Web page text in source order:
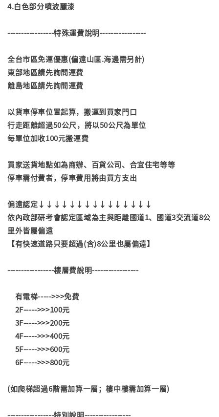
4.白色部分噴波麗漆
-----------------特殊運費說明-----------------
全台市區免運優惠(偏遠山區.海邊需另計)
東部地區請先詢問運費
離島地區請先詢問運費
以貨車停車位置起算，搬運到買家門口
行走距離超過50公尺，將以50公尺為單位
每單位加收100元搬運費
買家送貨地點如為商辦、百貨公司、合宜住宅等等
停車需付費者，停車費用將由買方支出
偏遠認定↓↓↓↓↓↓↓↓↓↓↓↓↓↓↓
依內政部研考會認定區域為主與距離國道1、國道3交流道8公
里外皆屬偏遠
【有快速道路只要超過(含)8公里也屬偏遠】
-----------------樓層費說明-----------------
有電梯----->>>免費
2F----->>>100元
3F----->>>200元
4F----->>>400元
5F----->>>600元
6F----->>>800元
(如爬梯超過6階需加算一層；樓中樓需加算一層)
-----------------特別說明-----------------